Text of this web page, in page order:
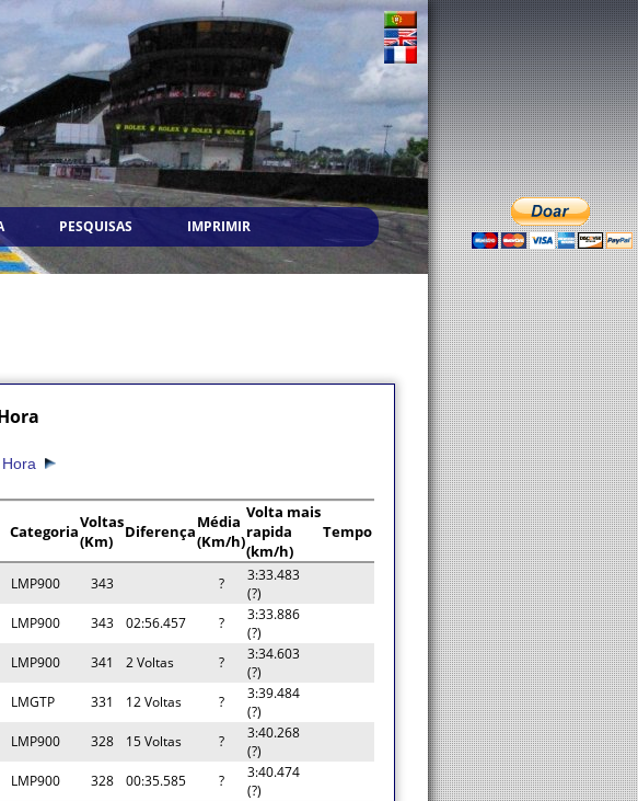
PESQUISAS IMPRIMIR
Hora
CategoriaVoltas
(Km)
DiferençaMédia
(Km/h)
Volta mais
rapida
(km/h)
Tempo
LMP900 343 ?
3:33.483
(?)
LMP900 343 02:56.457 ?
3:33.886
(?)
LMP900 341 2 Voltas ?
3:34.603
(?)
LMGTP 331 12 Voltas ?
3:39.484
(?)
LMP900 328 15 Voltas ?
3:40.268
(?)
LMP900 328 00:35.585 ?
3:40.474
(?)